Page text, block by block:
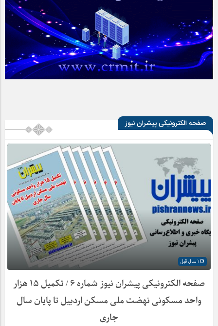
صفحه الکترونیکی پیشران نیوز
صفحه الکترونیکی پیشران نیوز شماره ۶ / تکمیل ۱۵ هزار
واحد مسکونی نهضت ملی مسکن اردبیل تا پایان سال
جاری